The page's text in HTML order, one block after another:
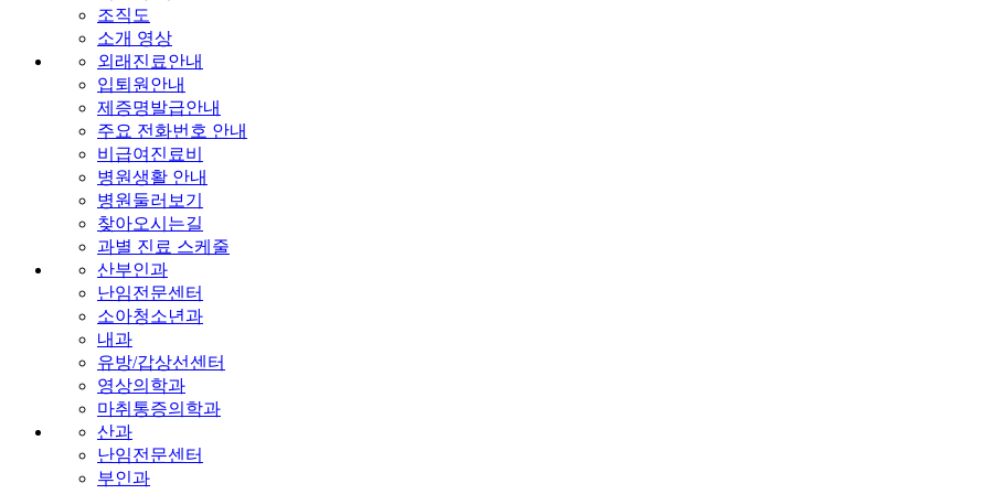
조직도
소개 영상
외래진료안내
입퇴원안내
제증명발급안내
주요 전화번호 안내
비급여진료비
병원생활 안내
병원둘러보기
찾아오시는길
과별 진료 스케줄
산부인과
난임전문센터
소아청소년과
내과
유방/갑상선센터
영상의학과
마취통증의학과
산과
난임전문센터
부인과